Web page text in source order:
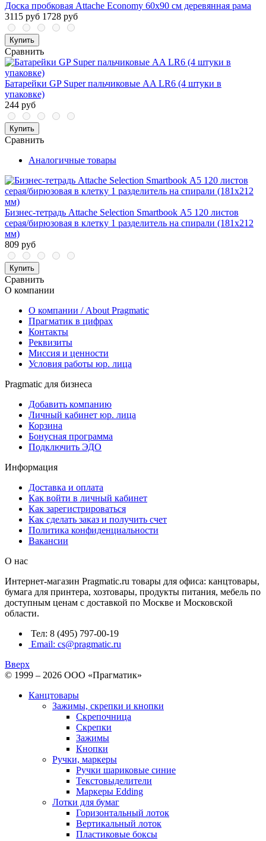
Доска пробковая Attache Economy 60х90 см деревянная рама
3115 руб 1728 руб
Купить
Сравнить
Батарейки GP Super пальчиковые AA LR6 (4 штуки в
упаковке)
244 руб
Купить
Сравнить
Аналогичные товары
Бизнес-тетрадь Attache Selection Smartbook А5 120 листов
серая/бирюзовая в клетку 1 разделитель на спирали (181х212
мм)
809 руб
Купить
Сравнить
О компании
О компании / About Pragmatic
Прагматик в цифрах
Контакты
Реквизиты
Миссия и ценности
Условия работы юр. лица
Pragmatic для бизнеса
Добавить компанию
Личный кабинет юр. лица
Корзина
Бонусная программа
Подключить ЭДО
Информация
Доставка и оплата
Как войти в личный кабинет
Как зарегистрироваться
Как сделать заказ и получить счет
Политика конфиденциальности
Вакансии
О нас
Интернет-магазин Pragmatic.ru товары для офиса: канцтовары,
бумага для принтера, хозтовары, продукты питания, мебель по
доступным ценам с доставкой по Москве и Московской
области.
Тел: 8 (495) 797-00-19
Email: cs@pragmatic.ru
Вверх
© 1999 – 2026 ООО «Прагматик»
Канцтовары
Зажимы, скрепки и кнопки
Скрепочница
Скрепки
Зажимы
Кнопки
Ручки, маркеры
Ручки шариковые синие
Текстовыделители
Маркеры Edding
Лотки для бумаг
Горизонтальный лоток
Вертикальный лоток
Пластиковые боксы